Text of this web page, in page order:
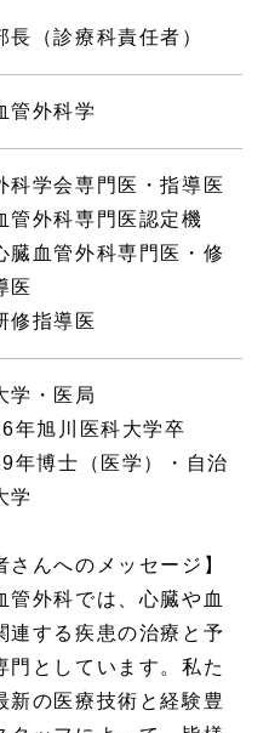
長（診療科責任者）
管外科学
科学会専門医・指導医
管外科専門医認定機
血管外科専門医・修
医
修指導医
学・医局
年旭川医科大学卒
年博士（医学）・自治
学
さんへのメッセージ】
管外科では、心臓や血
連する疾患の治療と予
門としています。私た
新の医療技術と経験豊